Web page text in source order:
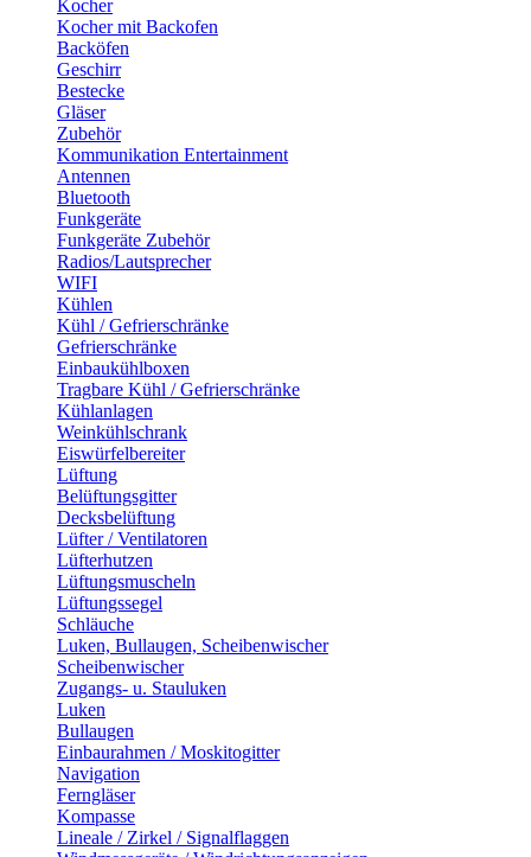
Kocher
Kocher mit Backofen
Backöfen
Geschirr
Bestecke
Gläser
Zubehör
Kommunikation Entertainment
Antennen
Bluetooth
Funkgeräte
Funkgeräte Zubehör
Radios/Lautsprecher
WIFI
Kühlen
Kühl / Gefrierschränke
Gefrierschränke
Einbaukühlboxen
Tragbare Kühl / Gefrierschränke
Kühlanlagen
Weinkühlschrank
Eiswürfelbereiter
Lüftung
Belüftungsgitter
Decksbelüftung
Lüfter / Ventilatoren
Lüfterhutzen
Lüftungsmuscheln
Lüftungssegel
Schläuche
Luken, Bullaugen, Scheibenwischer
Scheibenwischer
Zugangs- u. Stauluken
Luken
Bullaugen
Einbaurahmen / Moskitogitter
Navigation
Ferngläser
Kompasse
Lineale / Zirkel / Signalflaggen